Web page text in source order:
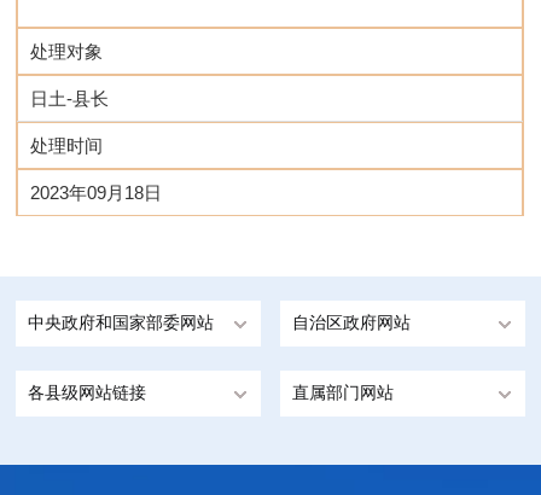
处理对象
日土-县长
处理时间
2023年09月18日
中央政府和国家部委网站 自治区政府网站
各县级网站链接 直属部门网站